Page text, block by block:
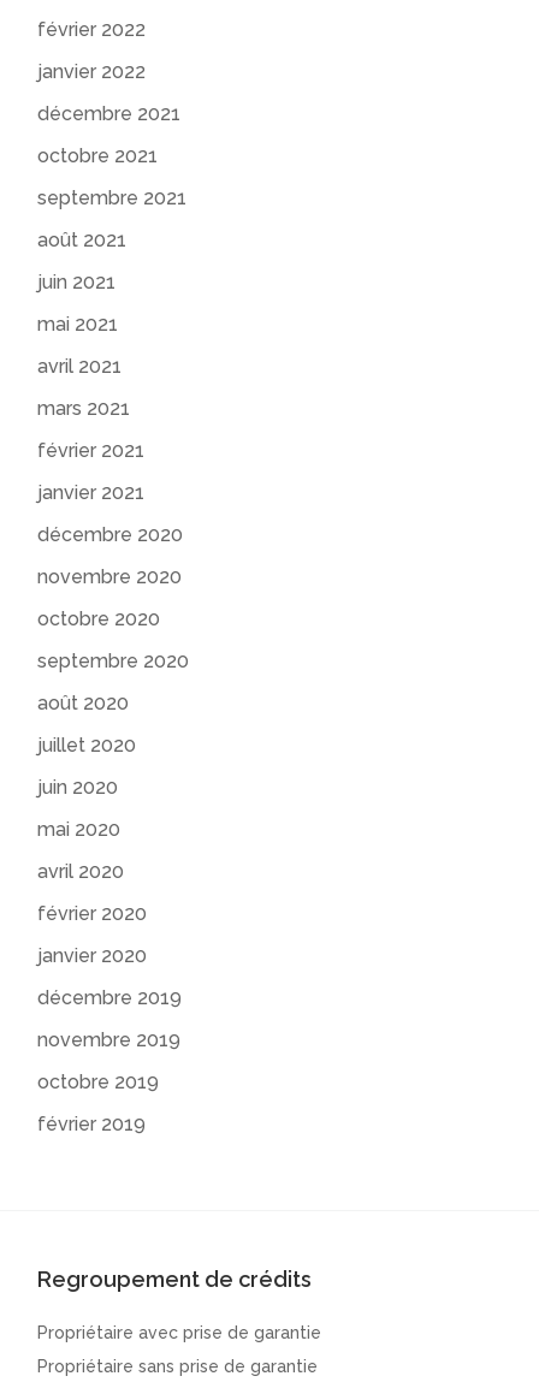
février 2022
janvier 2022
décembre 2021
octobre 2021
septembre 2021
août 2021
juin 2021
mai 2021
avril 2021
mars 2021
février 2021
janvier 2021
décembre 2020
novembre 2020
octobre 2020
septembre 2020
août 2020
juillet 2020
juin 2020
mai 2020
avril 2020
février 2020
janvier 2020
décembre 2019
novembre 2019
octobre 2019
février 2019
Regroupement de crédits
Propriétaire avec prise de garantie
Propriétaire sans prise de garantie